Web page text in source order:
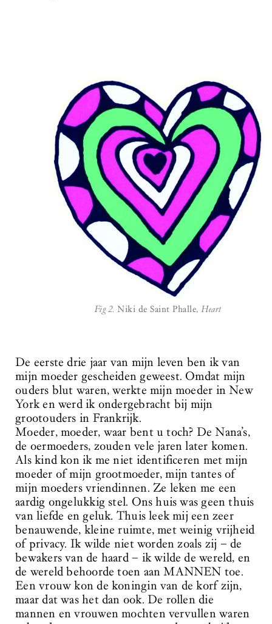
Fig 2. Niki de Saint Phalle, Heart
De eerste drie jaar van mijn leven ben ik van
mijn moeder gescheiden geweest. Omdat mijn
ouders blut waren, werkte mijn moeder in New
York en werd ik ondergebracht bij mijn
grootouders in Frankrijk.
Moeder, moeder, waar bent u toch? De Nana’s,
de oermoeders, zouden vele jaren later komen.
Als kind kon ik me niet identificeren met mijn
moeder of mijn grootmoeder, mijn tantes of
mijn moeders vriendinnen. Ze leken me een
aardig ongelukkig stel. Ons huis was geen thuis
van liefde en geluk. Thuis leek mij een zeer
benauwende, kleine ruimte, met weinig vrijheid
of privacy. Ik wilde niet worden zoals zij – de
bewakers van de haard – ik wilde de wereld, en
de wereld behoorde toen aan MANNEN toe.
Een vrouw kon de koningin van de korf zijn,
maar dat was het dan ook. De rollen die
mannen en vrouwen mochten vervullen waren